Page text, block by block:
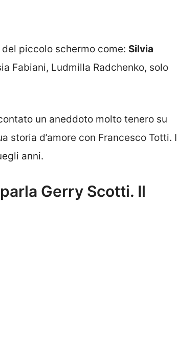
piccolo schermo come: Silvia
Fabiani, Ludmilla Radchenko, solo
un aneddoto molto tenero su
storia d’amore con Francesco Totti. I
anni.
Gerry Scotti. Il